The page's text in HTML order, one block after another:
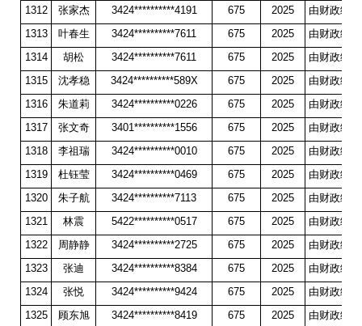
1312
张家杰 3424**********4191 675 2025
由财政统
1313
叶春生 3424**********7611 675 2025
由财政统
1314
胡松 3424**********7611 675 2025
由财政统
1315
沈孝稳 3424**********589X 675 2025
由财政统
1316
朱道莉 3424**********0226 675 2025
由财政统
1317
张文奇 3401**********1556 675 2025
由财政统
1318
李祖瑞 3424**********0010 675 2025
由财政统
1319
杜钰莹 3424**********0469 675 2025
由财政统
1320
朱子航 3424**********7113 675 2025
由财政统
1321
林震 5422**********0517 675 2025
由财政统
1322
周静静 3424**********2725 675 2025
由财政统
1323
张迪 3424**********8384 675 2025
由财政统
1324
张悦 3424**********9424 675 2025
由财政统
1325
顾东旭 3424**********8419 675 2025
由财政统